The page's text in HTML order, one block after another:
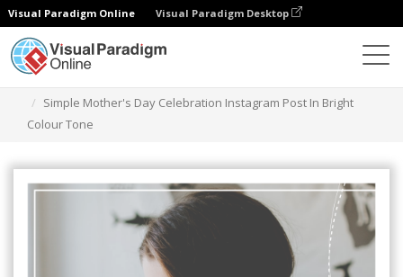
Visual Paradigm Online Visual Paradigm Desktop
Simple Mother's Day Celebration Instagram Post In Bright
Colour Tone